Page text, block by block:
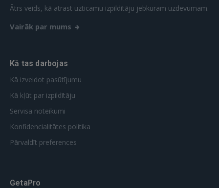
Vēl neesat reģistrējies?
Ātrs veids, kā atrast uzticamu izpildītāju jebkuram uzdevumam.
Vairāk par mums
Kā tas darbojas
Kā izveidot pasūtījumu
Kā kļūt par izpildītāju
Servisa noteikumi
Konfidencialitātes politika
Pārvaldīt preferences
GetaPro